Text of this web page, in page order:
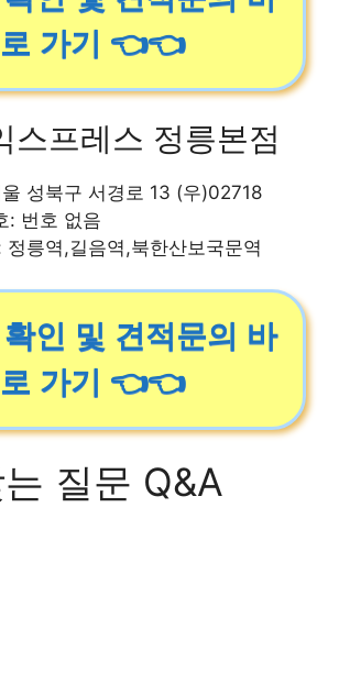
로 가기 👈👈
스프레스 정릉본점
성북구 서경로 13 (우)02718
: 번호 없음
정릉역,길음역,북한산보국문역
확인 및 견적문의 바
로 가기 👈👈
질문 Q&A